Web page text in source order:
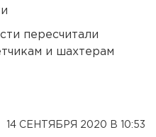
пересчитали
и шахтерам
14 СЕНТЯБРЯ 2020 В 10:53